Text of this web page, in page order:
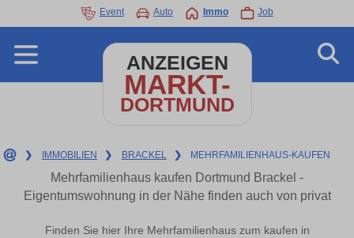
Event Auto Immo Job
ANZEIGEN
MARKT-
DORTMUND
❯ IMMOBILIEN ❯ BRACKEL ❯ MEHRFAMILIENHAUS-KAUFEN
Mehrfamilienhaus kaufen Dortmund Brackel -
Eigentumswohnung in der Nähe finden auch von privat
Finden Sie hier Ihre Mehrfamilienhaus zum kaufen in